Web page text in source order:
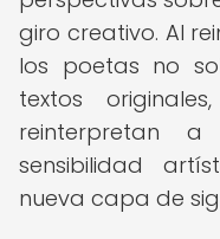
giro creativo. Al
los poetas no
textos
reinterpretan
sensibilidad
nueva capa de